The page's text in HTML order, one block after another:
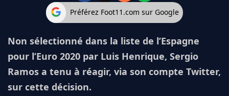
Préférez Foot11.com sur Google
Non sélectionné dans la liste de l’Espagne
pour l’Euro 2020 par Luis Henrique, Sergio
Ramos a tenu à réagir, via son compte Twitter,
sur cette décision.